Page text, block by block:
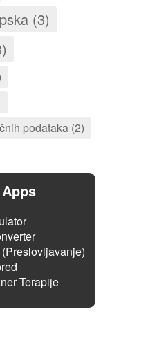
(3)
podataka (2)
Terapije